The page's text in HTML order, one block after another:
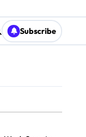
Subscribe